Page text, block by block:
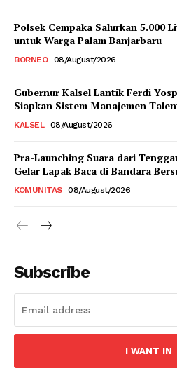
Polsek Cempaka Salurkan 5.000
untuk Warga Palam Banjarbaru
BORNEO 08/August/2026
Gubernur Kalsel Lantik Ferdi
Siapkan Sistem Manajemen
KALSEL 08/August/2026
Pra-Launching Suara dari
Gelar Lapak Baca di Bandara
KOMUNITAS 08/August/2026
Subscribe
I WANT IN